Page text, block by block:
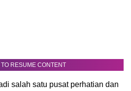
RESUME CONTENT
salah satu pusat perhatian dan